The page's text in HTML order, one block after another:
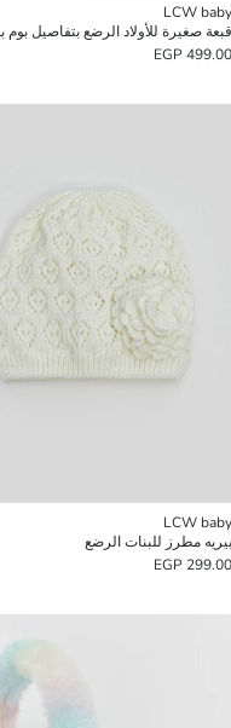
LCW baby
قبعة صغيرة للأولاد الرضع بتفاصيل بوم
499.00 EGP
LCW baby
بيريه مطرز للبنات الرضع
299.00 EGP